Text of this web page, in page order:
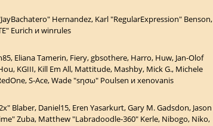
Hernandez, Karl "RegularExpression" Benson,
Eurich и winrules
Eliana Tamerin, Fiery, gbsothere, Harro, Huw, Jan-Olof
KGIII, Kill Em All, Mattitude, Mashby, Mick G., Michele
S-Ace, Wade "sησω" Poulsen и xenovanis
Blaber, Daniel15, Eren Yasarkurt, Gary M. Gadsdon, Jason
Zuba, Matthew "Labradoodle-360" Kerle, Nibogo, Niko,